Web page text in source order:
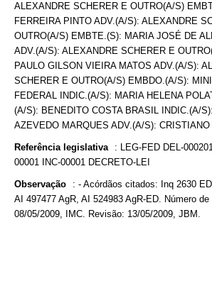
ALEXANDRE SCHERER E OUTRO(A/S)
FERREIRA PINTO ADV.(A/S): ALEXANDRE
OUTRO(A/S) EMBTE.(S): MARIA JOSÉ DE
ADV.(A/S): ALEXANDRE SCHERER E
PAULO GILSON VIEIRA MATOS ADV.(A/S):
SCHERER E OUTRO(A/S) EMBDO.(A/S):
FEDERAL INDIC.(A/S): MARIA HELENA
(A/S): BENEDITO COSTA BRASIL INDIC.(A/
AZEVEDO MARQUES ADV.(A/S):
Referência legislativa : LEG-FED DEL-
00001 INC-00001 DECRETO-LEI
Observação : - Acórdãos citados: Inq 2630
AI 497477 AgR, AI 524983 AgR-ED. Número
08/05/2009, IMC. Revisão: 13/05/2009, JBM.